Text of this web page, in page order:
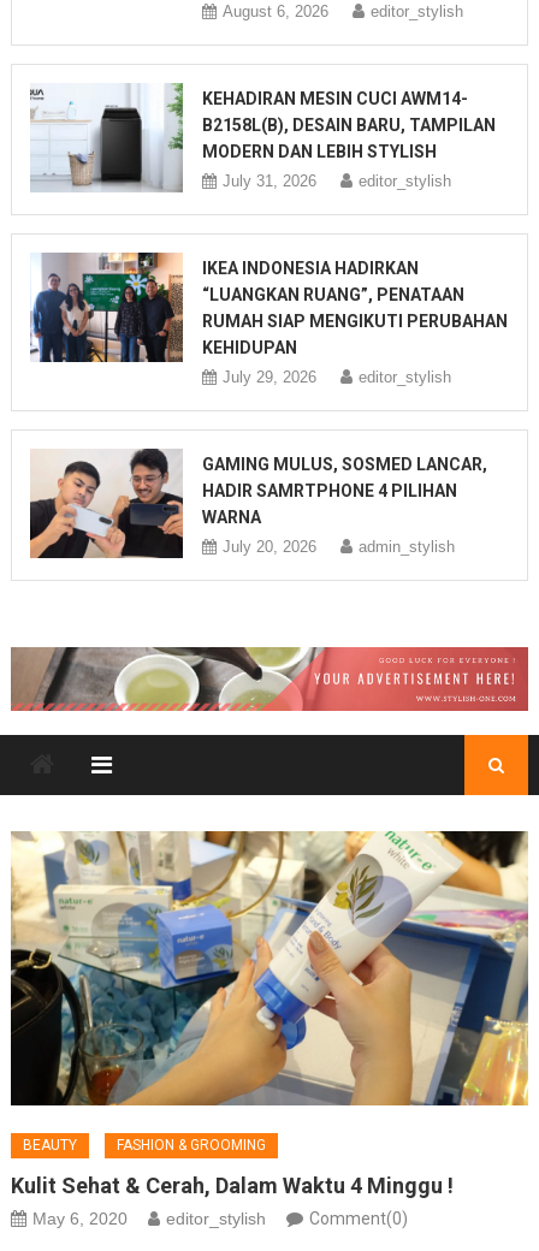
August 6, 2026 editor_stylish
KEHADIRAN MESIN CUCI AWM14-
B2158L(B), DESAIN BARU, TAMPILAN
MODERN DAN LEBIH STYLISH
July 31, 2026 editor_stylish
IKEA INDONESIA HADIRKAN
“LUANGKAN RUANG”, PENATAAN
RUMAH SIAP MENGIKUTI PERUBAHAN
KEHIDUPAN
July 29, 2026 editor_stylish
GAMING MULUS, SOSMED LANCAR,
HADIR SAMRTPHONE 4 PILIHAN
WARNA
July 20, 2026 admin_stylish
BEAUTY FASHION & GROOMING
Kulit Sehat & Cerah, Dalam Waktu 4 Minggu !
May 6, 2020 editor_stylish Comment(0)